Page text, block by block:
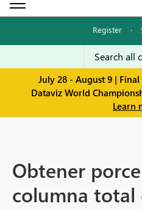
Register ·
July 28 - August 9 |
Dataviz World
Learn
Obtener
columna total